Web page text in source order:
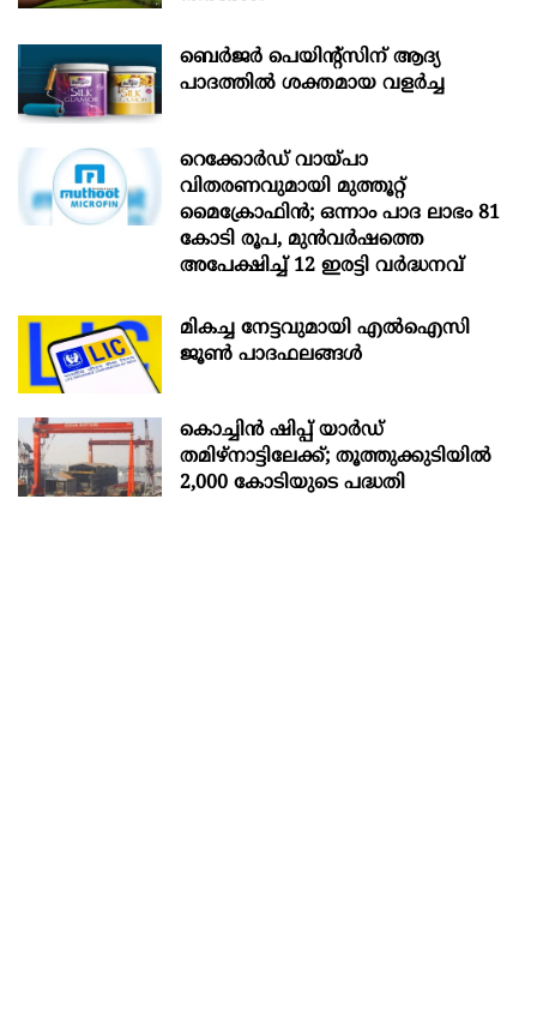
ബെർജർ പെയിന്റ്സിന് ആദ്യ
പാദത്തിൽ ശക്തമായ വളർച്ച
റെക്കോർഡ് വായ്പാ
വിതരണവുമായി മുത്തൂറ്റ്
മൈക്രോഫിൻ; ഒന്നാം പാദ ലാഭം 81
കോടി രൂപ, മുൻവർഷത്തെ
അപേക്ഷിച്ച് 12 ഇരട്ടി വർദ്ധനവ്
മികച്ച നേട്ടവുമായി എൽഐസി
ജൂൺ പാദഫലങ്ങൾ
കൊച്ചിന്‍ ഷിപ്പ് യാർഡ്
തമിഴ്നാട്ടിലേക്ക്; തൂത്തുക്കുടിയിൽ
2,000 കോടിയുടെ പദ്ധതി